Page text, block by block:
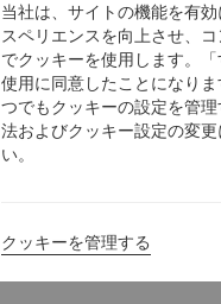
当社は、サイトの機能を有
スペリエンスを向上させ、
でクッキーを使用します。
使用に同意したことになり
つでもクッキーの設定を管
法およびクッキー設定の変更
い。
クッキーを管理する